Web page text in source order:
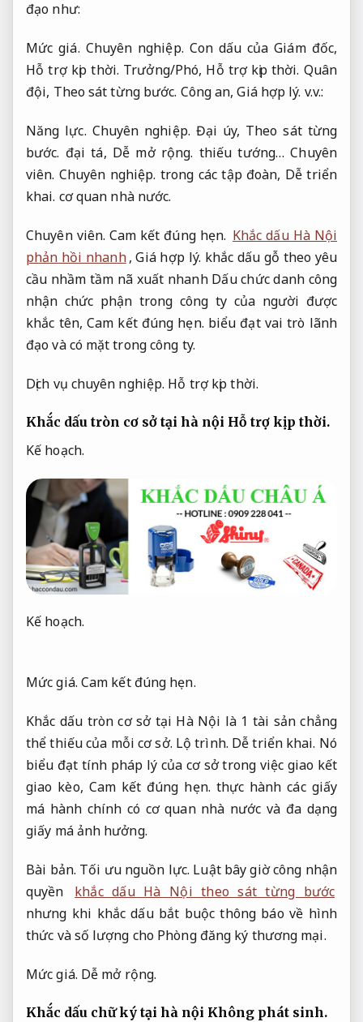
đạo như:
Mức giá. Chuyên nghiệp. Con dấu của Giám đốc,
Hỗ trợ kịp thời. Trưởng/Phó, Hỗ trợ kịp thời. Quân
đội, Theo sát từng bước. Công an,Giá hợp lý. v.v.:
Năng lực. Chuyên nghiệp. Đại úy, Theo sát từng
bước. đại tá, Dễ mở rộng. thiếu tướng…Chuyên
viên. Chuyên nghiệp. trong các tập đoàn, Dễ triển
khai. cơ quan nhà nước.
Chuyên viên. Cam kết đúng hẹn. Khắc dấu Hà Nội
phản hồi nhanh,Giá hợp lý. khắc dấu gỗ theo yêu
cầu nhầm tầm nã xuất nhanh Dấu chức danh công
nhận chức phận trong công ty của người được
khắc tên,Cam kết đúng hẹn. biểu đạt vai trò lãnh
đạo và có mặt trong công ty.
Dịch vụ chuyên nghiệp. Hỗ trợ kịp thời.
Khắc dấu tròn cơ sở tại hà nội Hỗ trợ kịp thời.
Kế hoạch.
Kế hoạch.
Mức giá. Cam kết đúng hẹn.
Khắc dấu tròn cơ sở tại Hà Nội là 1 tài sản chẳng
thể thiếu của mỗi cơ sở. Lộ trình. Dễ triển khai. Nó
biểu đạt tính pháp lý của cơ sở trong việc giao kết
giao kèo, Cam kết đúng hẹn. thực hành các giấy
má hành chính có cơ quan nhà nước và đa dạng
giấy má ảnh hưởng.
Bài bản. Tối ưu nguồn lực. Luật bây giờ công nhận
quyền
khắc dấu Hà Nội theo sát từng bước
nhưng khi khắc dấu bắt buộc thông báo về hình
thức và số lượng cho Phòng đăng ký thương mại.
Mức giá. Dễ mở rộng.
Khắc dấu chữ ký tại hà nội Không phát sinh.